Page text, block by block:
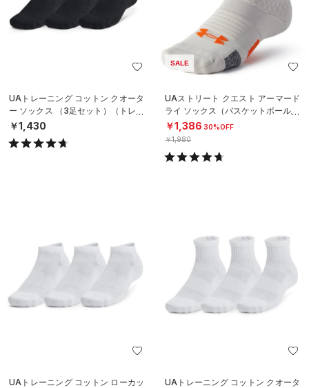
UAトレーニング コットン クオータ
ー ソックス （3足セット）（トレー
ニング/UNISEX）
￥1,430
SALE
UAストリート クエスト アーマード
ライ ソックス（バスケットボール/U
NISEX）
￥1,386 30%OFF
￥1,980
UAトレーニング コットン ローカッ
UAトレーニング コットン クオータ